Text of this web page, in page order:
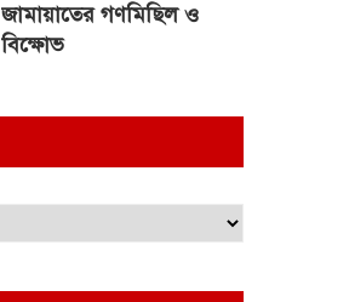
জামায়াতের গণমিছিল ও
বিক্ষোভ